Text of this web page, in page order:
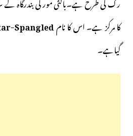
کا مرکز ہے۔ اس کا نامSpangled
گیاہے۔